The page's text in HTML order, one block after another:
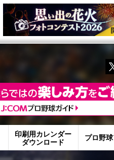
印刷用カレンダー
ダウンロード
プロ野球